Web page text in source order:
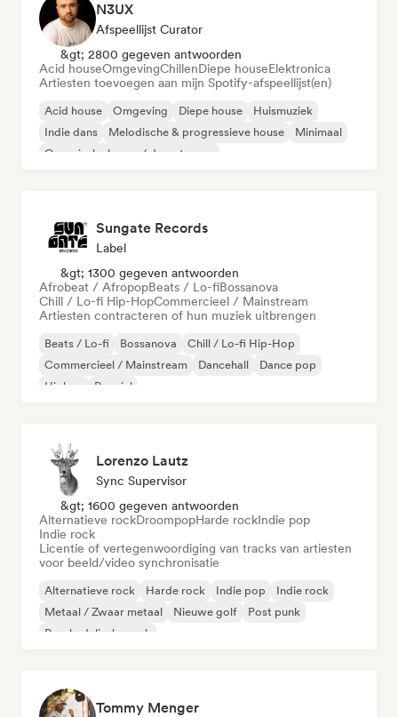
N3UX
Afspeellijst Curator
&gt; 2800 gegeven antwoorden
Acid houseOmgevingChillenDiepe houseElektronica
Artiesten toevoegen aan mijn Spotify-afspeellijst(en)
Acid house Omgeving Diepe house
Huismuziek
Indie dans
Melodische & progressieve house
Minimaal
Organische house / downtempo
Sungate Records
Label
&gt; 1300 gegeven antwoorden
Afrobeat / AfropopBeats / Lo-fiBossanova
Chill / Lo-fi Hip-HopCommercieel / Mainstream
Artiesten contracteren of hun muziek uitbrengen
Beats / Lo-fi Bossanova
Chill / Lo-fi Hip-Hop
Commercieel / Mainstream
Dancehall
Dance pop
Hiphop
Popziel
Lorenzo Lautz
Sync Supervisor
&gt; 1600 gegeven antwoorden
Alternatieve rockDroompopHarde rockIndie pop
Indie rock
Licentie of vertegenwoordiging van tracks van artiesten
voor beeld/video synchronisatie
Alternatieve rock Harde rock Indie pop
Indie rock
Metaal / Zwaar metaal
Nieuwe golf
Post punk
Psychedelische rock
Tommy Menger